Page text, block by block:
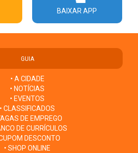
BAIXAR APP
GUIA
• A CIDADE
• NOTÍCIAS
• EVENTOS
• CLASSIFICADOS
DE EMPREGO
DE CURRÍCULOS
DESCONTO
• SHOP ONLINE